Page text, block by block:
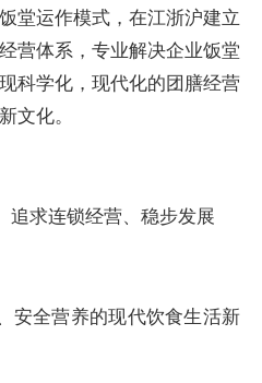
堂运作模式，在江浙沪建立
营体系，专业解决企业饭堂
科学化，现代化的团膳经营
文化。
追求连锁经营、稳步发展
安全营养的现代饮食生活新